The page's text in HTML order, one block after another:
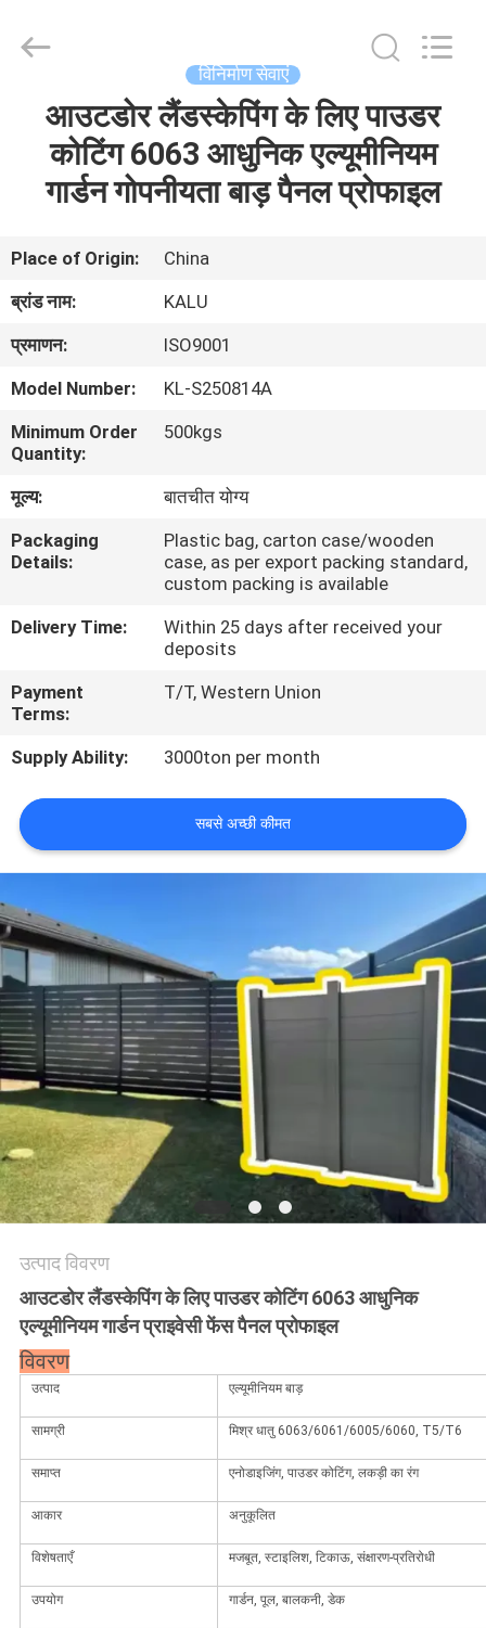
उत्पादों
वीआर
दिखाएँ
हमारे
बारे
में
कारखाना
भ्रमण
गुणवत्ता
संपर्क
करें
समाचार
एक
उद्धरण
की
विनती
करे
साइटमैप
PRIVACY
POLICY
Rights
विनिर्माण सेवाएं
आउटडोर लैंडस्केपिंग के लिए पाउडर
कोटिंग 6063 आधुनिक एल्यूमीनियम
गार्डन गोपनीयता बाड़ पैनल प्रोफाइल
Place of Origin:
China
ब्रांड नाम:
KALU
प्रमाणन:
ISO9001
Model Number:
KL-S250814A
Minimum Order
Quantity:
500kgs
मूल्य:
बातचीत योग्य
Packaging
Details:
Plastic bag, carton case/wooden
case, as per export packing standard,
custom packing is available
Delivery Time:
Within 25 days after received your
deposits
Payment
Terms:
T/T, Western Union
Supply Ability: 3000ton per month
सबसे अच्छी कीमत
उत्पाद विवरण
आउटडोर लैंडस्केपिंग के लिए पाउडर कोटिंग 6063 आधुनिक
एल्यूमीनियम गार्डन प्राइवेसी फेंस पैनल प्रोफाइल
विवरण
उत्पाद एल्यूमीनियम बाड़
सामग्री मिश्र धातु 6063/6061/6005/6060, T5/T6
समाप्त एनोडाइजिंग, पाउडर कोटिंग, लकड़ी का रंग
आकार अनुकूलित
विशेषताएँ मजबूत, स्टाइलिश, टिकाऊ, संक्षारण-प्रतिरोधी
उपयोग गार्डन, पूल, बालकनी, डेक